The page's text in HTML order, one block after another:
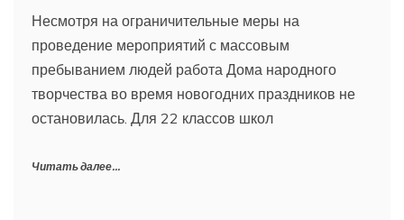
Несмотря на ограничительные меры на
проведение мероприятий с массовым
пребыванием людей работа Дома народного
творчества во время новогодних праздников не
остановилась. Для 22 классов школ
Читать далее...